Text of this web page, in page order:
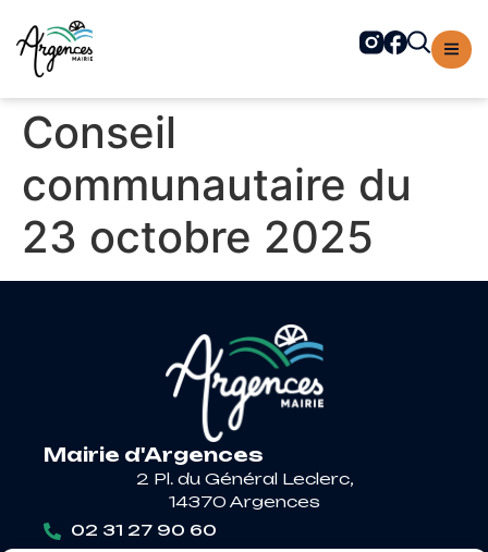
principal
Conseil
communautaire du
23 octobre 2025
Mairie d'Argences
2 Pl. du Général Leclerc,
14370 Argences
02 31 27 90 60